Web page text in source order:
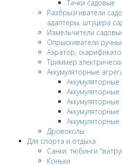
Тачки садовые
Разбрызгиватели
адаптеры, штуцера
Измельчители
Опрыскиватели
Аэратор,
Триммер
Аккумуляторные
Дровоколы
Для спорта и отдыха
Санки, тюбинги
Коньки